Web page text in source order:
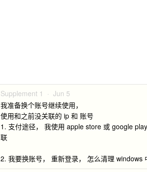
Supplement 1 · Jun 5
我准备换个账号继续使用，
使用和之前没关联的 ip 和 账号
1. 支付途径， 我使用 apple store 或 google
联
2. 我要换账号， 重新登录， 怎么清理 windows